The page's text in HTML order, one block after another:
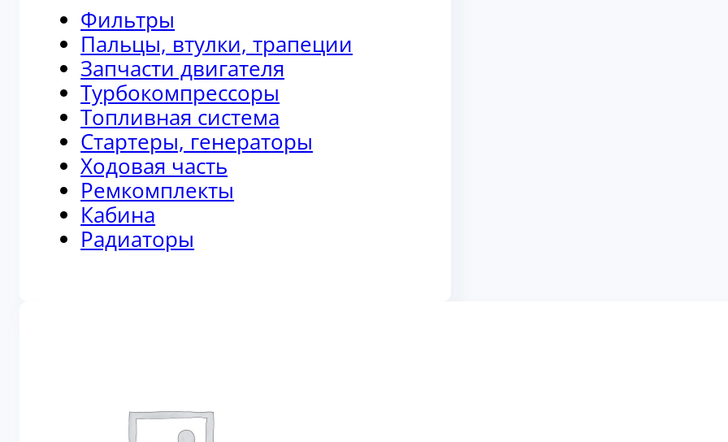
Фильтры
Пальцы, втулки, трапеции
Запчасти двигателя
Турбокомпрессоры
Топливная система
Стартеры, генераторы
Ходовая часть
Ремкомплекты
Кабина
Радиаторы